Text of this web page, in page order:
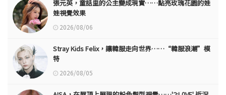
張元英，童話里的公主變成現實……點亮玫瑰花園的娃
娃視覺效果
2026/08/06
Stray Kids Felix，讓韓服走向世界……“韓服浪潮”模
特
2026/08/05